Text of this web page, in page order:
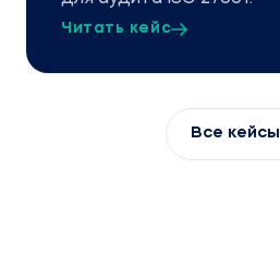
Читать кейс
Все кейсы